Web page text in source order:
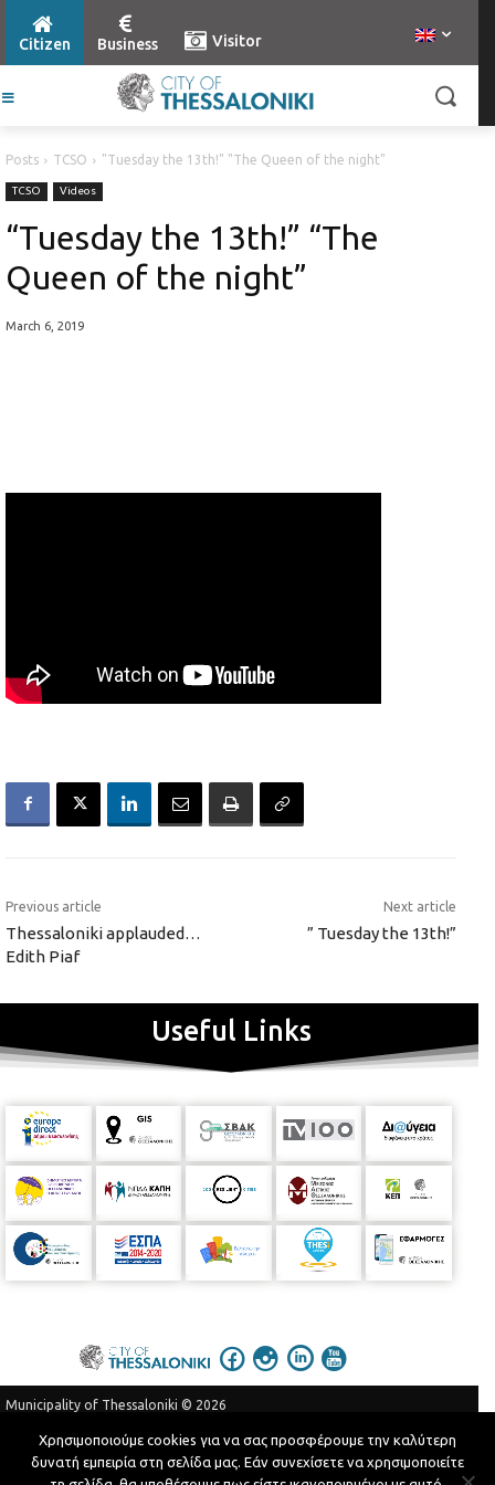
Citizen Business Visitor
Posts TCSO "Tuesday the 13th!" "The Queen of the night"
TCSO Videos
“Tuesday the 13th!” “The
Queen of the night”
March 6, 2019
Previous article
Thessaloniki applauded…
Edith Piaf
Next article
” Tuesday the 13th!”
Useful Links
Municipality of Thessaloniki © 2026
Terms of Use
Privacy Policy
Telephone Catalog
Χρησιμοποιούμε cookies για να σας προσφέρουμε την καλύτερη
δυνατή εμπειρία στη σελίδα μας. Εάν συνεχίσετε να χρησιμοποιείτε